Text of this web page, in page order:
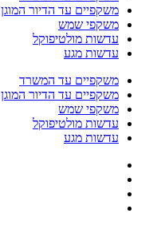
משקפיים עד הדיור המוגן
משקפי שמש
עדשות מולטיפוקל
עדשות מגע
משקפיים עד המשרד
משקפיים עד הדיור המוגן
משקפי שמש
עדשות מולטיפוקל
עדשות מגע